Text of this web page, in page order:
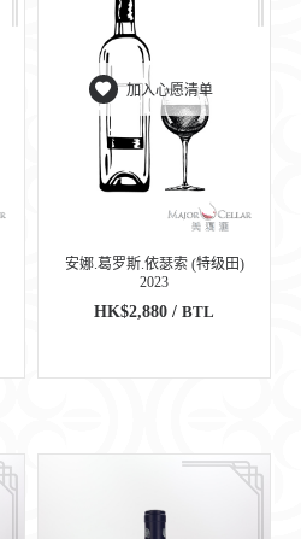
加入心愿清单
安娜.葛罗斯.依瑟索 (特级田)
2023
HK$2,880 / BTL